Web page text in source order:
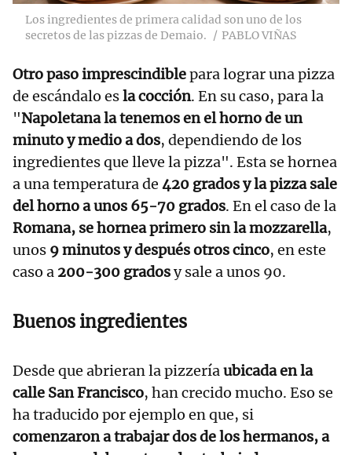
Los ingredientes de primera calidad son uno de los
secretos de las pizzas de Demaio.
PABLO VIÑAS
Otro paso imprescindiblepara lograr una pizza
de escándalo esla cocción. En su caso, para la
"Napoletana la tenemos en el horno de un
minuto y medio a dos, dependiendo de los
ingredientes que lleve la pizza". Esta se hornea
a una temperatura de 420 grados y la pizza sale
del horno a unos 65-70 grados. En el caso de la
Romana, se hornea primero sin la mozzarella,
unos 9 minutos y después otros cinco, en este
caso a 200-300 gradosy sale a unos 90.
Buenos ingredientes
Desde que abrieran la pizzeríaubicada en la
calle San Francisco, han crecido mucho. Eso se
ha traducido por ejemplo en que, si
comenzaron a trabajar dos de los hermanos, a